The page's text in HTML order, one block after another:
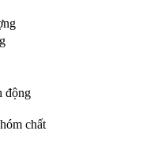
động
chất